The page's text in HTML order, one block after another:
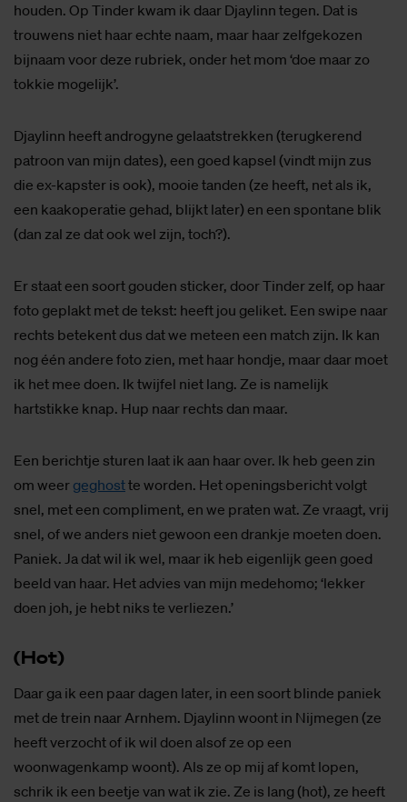
houden. Op Tinder kwam ik daar Djaylinn tegen. Dat is
trouwens niet haar echte naam, maar haar zelfgekozen
bijnaam voor deze rubriek, onder het mom ‘doe maar zo
tokkie mogelijk’.
Djaylinn heeft androgyne gelaatstrekken (terugkerend
patroon van mijn dates), een goed kapsel (vindt mijn zus
die ex-kapster is ook), mooie tanden (ze heeft, net als ik,
een kaakoperatie gehad, blijkt later) en een spontane blik
(dan zal ze dat ook wel zijn, toch?).
Er staat een soort gouden sticker, door Tinder zelf, op haar
foto geplakt met de tekst: heeft jou geliket. Een swipe naar
rechts betekent dus dat we meteen een match zijn. Ik kan
nog één andere foto zien, met haar hondje, maar daar moet
ik het mee doen. Ik twijfel niet lang. Ze is namelijk
hartstikke knap. Hup naar rechts dan maar.
Een berichtje sturen laat ik aan haar over. Ik heb geen zin
om weer geghostte worden. Het openingsbericht volgt
snel, met een compliment, en we praten wat. Ze vraagt, vrij
snel, of we anders niet gewoon een drankje moeten doen.
Paniek. Ja dat wil ik wel, maar ik heb eigenlijk geen goed
beeld van haar. Het advies van mijn medehomo; ‘lekker
doen joh, je hebt niks te verliezen.’
(Hot)
Daar ga ik een paar dagen later, in een soort blinde paniek
met de trein naar Arnhem. Djaylinn woont in Nijmegen (ze
heeft verzocht of ik wil doen alsof ze op een
woonwagenkamp woont). Als ze op mij af komt lopen,
schrik ik een beetje van wat ik zie. Ze is lang (hot), ze heeft